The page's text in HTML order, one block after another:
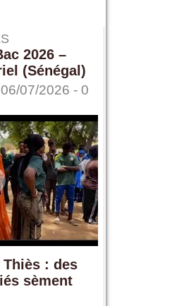
2026 –
(Sénégal)
07/2026 - 0
: des
sèment